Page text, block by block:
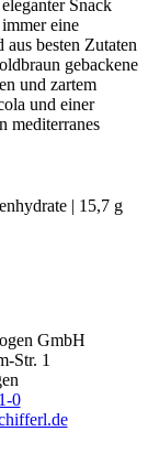
Snack
eine
besten Zutaten
gebackene
und zartem
und einer
mediterranes
| 15,7 g
GmbH
Str. 1
0